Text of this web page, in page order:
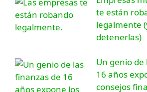
te están
legalmente
detenerlas)
Un genio de
16 años
consejos